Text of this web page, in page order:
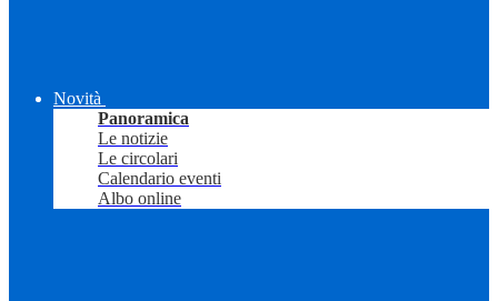
Novità
Panoramica
Le notizie
Le circolari
Calendario eventi
Albo online